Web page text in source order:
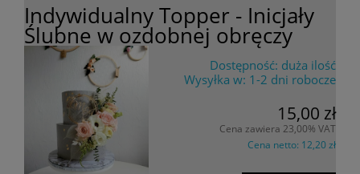
Indywidualny Topper - Inicjały
Ślubne w ozdobnej obręczy
Dostępność: duża ilość
Wysyłka w: 1-2 dni robocze
15,00 zł
Cena zawiera 23,00% VAT
Cena netto: 12,20 zł